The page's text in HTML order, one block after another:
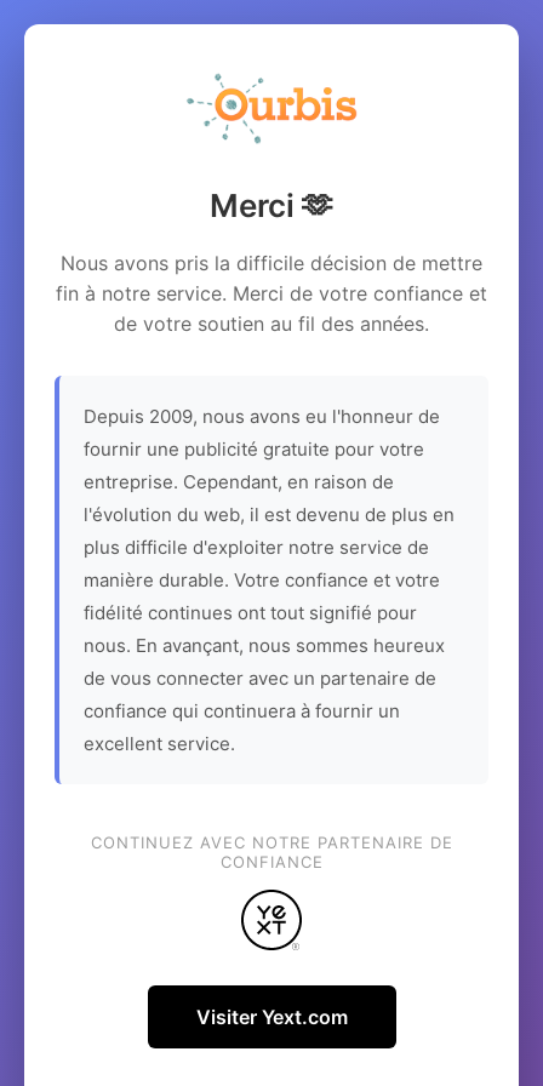
Merci 🫶
Nous avons pris la difficile décision de mettre
fin à notre service. Merci de votre confiance et
de votre soutien au fil des années.
Depuis 2009, nous avons eu l'honneur de
fournir une publicité gratuite pour votre
entreprise. Cependant, en raison de
l'évolution du web, il est devenu de plus en
plus difficile d'exploiter notre service de
manière durable. Votre confiance et votre
fidélité continues ont tout signifié pour
nous. En avançant, nous sommes heureux
de vous connecter avec un partenaire de
confiance qui continuera à fournir un
excellent service.
CONTINUEZ AVEC NOTRE PARTENAIRE DE
CONFIANCE
Visiter Yext.com